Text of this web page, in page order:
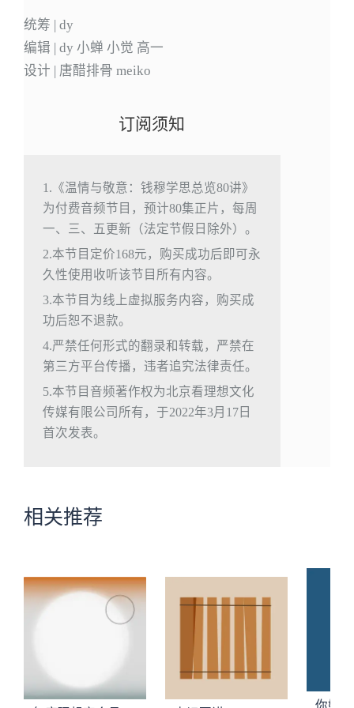
统筹 | dy
编辑 | dy 小蝉 小觉 高一
设计 | 唐醋排骨 meiko
订阅须知
1.《温情与敬意：钱穆学思总览80讲》
为付费音频节目，预计80集正片，每周
一、三、五更新（法定节假日除外）。
2.本节目定价168元，购买成功后即可永
久性使用收听该节目所有内容。
3.本节目为线上虚拟服务内容，购买成
功后恕不退款。
4.严禁任何形式的翻录和转载，严禁在
第三方平台传播，违者追究法律责任。
5.本节目音频著作权为北京看理想文化
传媒有限公司所有，于2022年3月17日
首次发表。
相关推荐